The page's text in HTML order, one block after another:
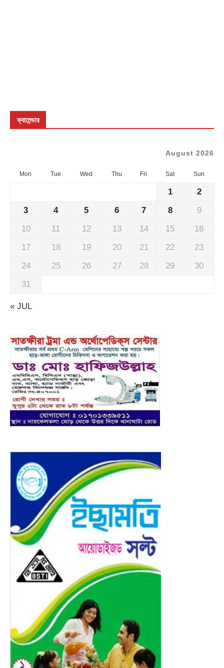
ক্যালেন্ডার
August 2026
Mon Tue Wed Thu Fri Sat Sun
« JUL
1
2
3
4 5 6 7 8
9
10
11 12 13 14 15
16
17
18 19 20 21 22
23
24
25 26 27 28 29
30
31